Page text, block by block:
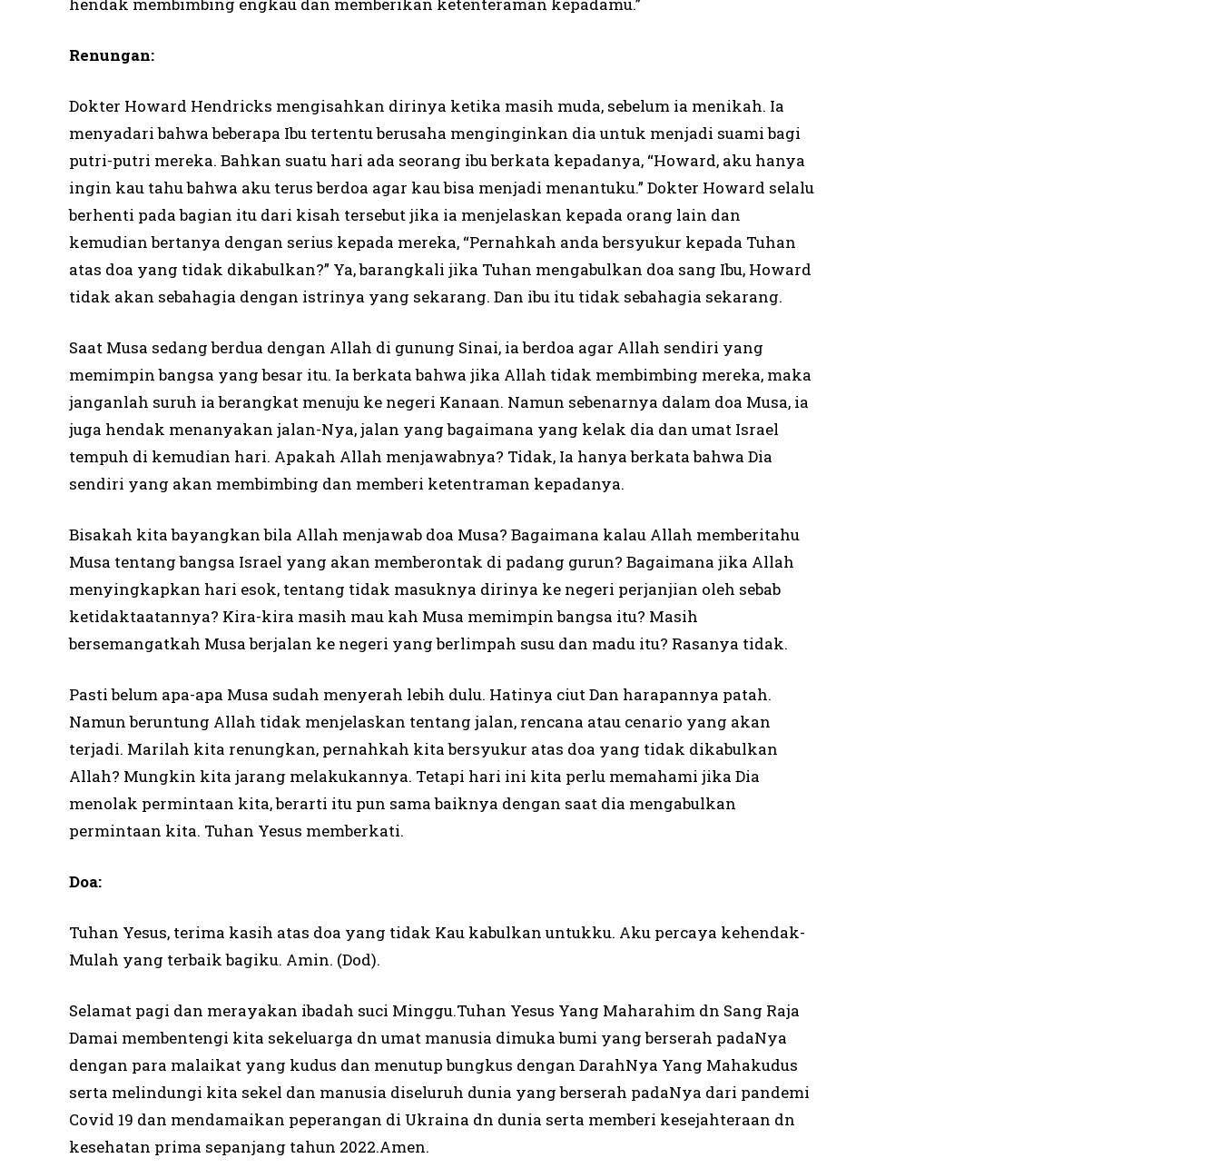
hendak membimbing engkau dan memberikan ketenteraman kepadamu.”
Renungan:
Dokter Howard Hendricks mengisahkan dirinya ketika masih muda, sebelum ia menikah. Ia
menyadari bahwa beberapa Ibu tertentu berusaha menginginkan dia untuk menjadi suami bagi
putri-putri mereka. Bahkan suatu hari ada seorang ibu berkata kepadanya, “Howard, aku hanya
ingin kau tahu bahwa aku terus berdoa agar kau bisa menjadi menantuku.” Dokter Howard selalu
berhenti pada bagian itu dari kisah tersebut jika ia menjelaskan kepada orang lain dan
kemudian bertanya dengan serius kepada mereka, “Pernahkah anda bersyukur kepada Tuhan
atas doa yang tidak dikabulkan?” Ya, barangkali jika Tuhan mengabulkan doa sang Ibu, Howard
tidak akan sebahagia dengan istrinya yang sekarang. Dan ibu itu tidak sebahagia sekarang.
Saat Musa sedang berdua dengan Allah di gunung Sinai, ia berdoa agar Allah sendiri yang
memimpin bangsa yang besar itu. Ia berkata bahwa jika Allah tidak membimbing mereka, maka
janganlah suruh ia berangkat menuju ke negeri Kanaan. Namun sebenarnya dalam doa Musa, ia
juga hendak menanyakan jalan-Nya, jalan yang bagaimana yang kelak dia dan umat Israel
tempuh di kemudian hari. Apakah Allah menjawabnya? Tidak, Ia hanya berkata bahwa Dia
sendiri yang akan membimbing dan memberi ketentraman kepadanya.
Bisakah kita bayangkan bila Allah menjawab doa Musa? Bagaimana kalau Allah memberitahu
Musa tentang bangsa Israel yang akan memberontak di padang gurun? Bagaimana jika Allah
menyingkapkan hari esok, tentang tidak masuknya dirinya ke negeri perjanjian oleh sebab
ketidaktaatannya? Kira-kira masih mau kah Musa memimpin bangsa itu? Masih
bersemangatkah Musa berjalan ke negeri yang berlimpah susu dan madu itu? Rasanya tidak.
Pasti belum apa-apa Musa sudah menyerah lebih dulu. Hatinya ciut Dan harapannya patah.
Namun beruntung Allah tidak menjelaskan tentang jalan, rencana atau cenario yang akan
terjadi. Marilah kita renungkan, pernahkah kita bersyukur atas doa yang tidak dikabulkan
Allah? Mungkin kita jarang melakukannya. Tetapi hari ini kita perlu memahami jika Dia
menolak permintaan kita, berarti itu pun sama baiknya dengan saat dia mengabulkan
permintaan kita. Tuhan Yesus memberkati.
Doa:
Tuhan Yesus, terima kasih atas doa yang tidak Kau kabulkan untukku. Aku percaya kehendak-
Mulah yang terbaik bagiku. Amin. (Dod).
Selamat pagi dan merayakan ibadah suci Minggu.Tuhan Yesus Yang Maharahim dn Sang Raja
Damai membentengi kita sekeluarga dn umat manusia dimuka bumi yang berserah padaNya
dengan para malaikat yang kudus dan menutup bungkus dengan DarahNya Yang Mahakudus
serta melindungi kita sekel dan manusia diseluruh dunia yang berserah padaNya dari pandemi
Covid 19 dan mendamaikan peperangan di Ukraina dn dunia serta memberi kesejahteraan dn
kesehatan prima sepanjang tahun 2022.Amen.